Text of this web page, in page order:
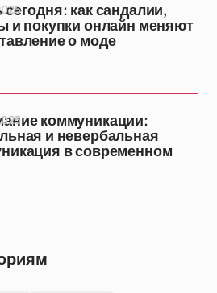
как сандалии,
и покупки онлайн меняют
о моде
коммуникации:
и невербальная
в современном